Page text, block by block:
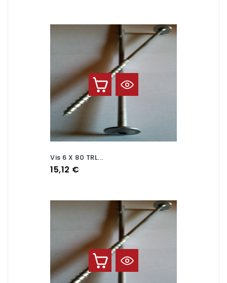
Vis 6 X 80 TRL...
Prix
15,12 €